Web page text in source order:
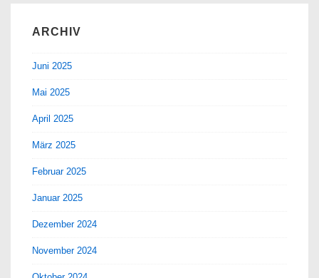
ARCHIV
Juni 2025
Mai 2025
April 2025
März 2025
Februar 2025
Januar 2025
Dezember 2024
November 2024